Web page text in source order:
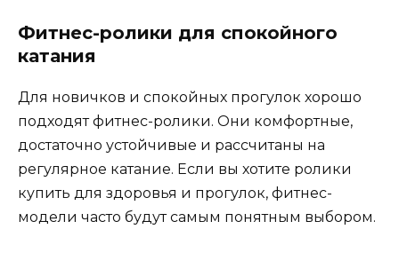
Фитнес-ролики для спокойного
катания
Для новичков и спокойных прогулок хорошо
подходят фитнес-ролики. Они комфортные,
достаточно устойчивые и рассчитаны на
регулярное катание. Если вы хотите ролики
купить для здоровья и прогулок, фитнес-
модели часто будут самым понятным выбором.